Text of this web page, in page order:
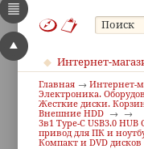
Интернет-
Главная
Интернет-
Электроника.
Жесткие диски.
Внешние HDD
3в1 Type-C USB3.0
привод для ПК и
Компакт и DVD дисков